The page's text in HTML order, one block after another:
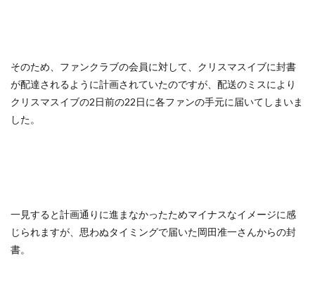
そのため、ファンクラブの会員に対して、クリスマスイブに封書
が配達されるように計画されていたのですが、配送のミスにより
クリスマスイブの2日前の22日に各ファンの手元に届いてしまいま
した。
一見すると計画通りに進まなかったためマイナスなイメージに感
じられますが、思わぬタイミングで届いた岡田准一さんからの封
書。